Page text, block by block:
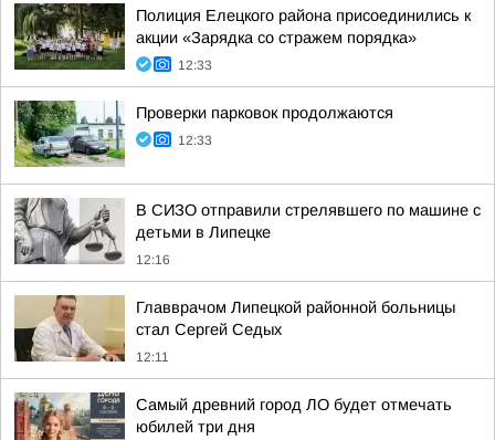
Полиция Елецкого района присоединились к
акции «Зарядка со стражем порядка»
12:33
Проверки парковок продолжаются
12:33
В СИЗО отправили стрелявшего по машине с
детьми в Липецке
12:16
Главврачом Липецкой районной больницы
стал Сергей Седых
12:11
Самый древний город ЛО будет отмечать
юбилей три дня